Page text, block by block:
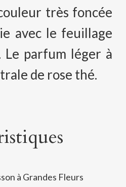
très foncée
avec le feuillage
Le parfum léger à
de rose thé.
à Grandes Fleurs